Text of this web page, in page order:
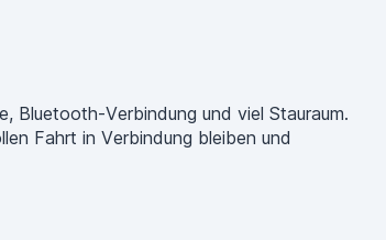
Bluetooth-Verbindung und viel Stauraum.
Fahrt in Verbindung bleiben und